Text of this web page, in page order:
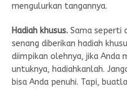
mengulurkan tangannya.
Hadiah khusus. Sama seperti
senang diberikan hadiah
diimpikan olehnya, jika Anda
untuknya, hadiahkanlah.
bisa Anda penuhi. Tapi,